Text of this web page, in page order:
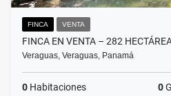
FINCA VENTA
FINCA EN VENTA – 282
Veraguas, Veraguas, Panamá
0 Habitaciones 0